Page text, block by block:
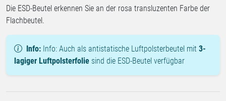
Die ESD-Beutel erkennen Sie an der rosa transluzenten Farbe der
Flachbeutel.
Info: Info: Auch als antistatische Luftpolsterbeutel mit 3-
lagiger Luftpolsterfolie sind die ESD-Beutel verfügbar